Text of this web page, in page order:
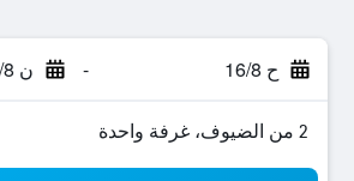
ح 16/8 - ن 17/8
2 من الضيوف، غرفة واحدة